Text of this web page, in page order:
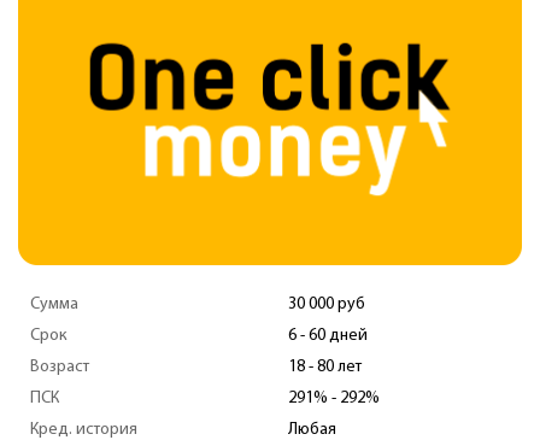
Сумма
30 000 руб
Срок
7 - 30 дней
Возраст
18 - 75 лет
ПСК
0 - 292%
Кред. история
Любая